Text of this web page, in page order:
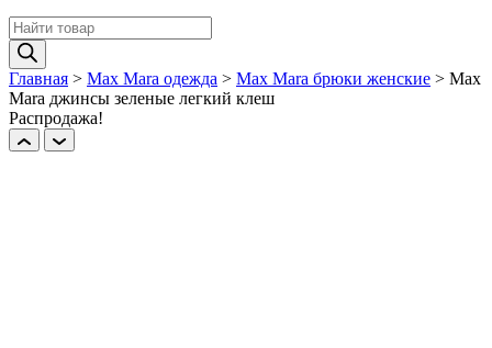
Поиск
товаров
Главная > Max Mara одежда > Max Mara брюки женские > Max
Mara джинсы зеленые легкий клеш
Распродажа!